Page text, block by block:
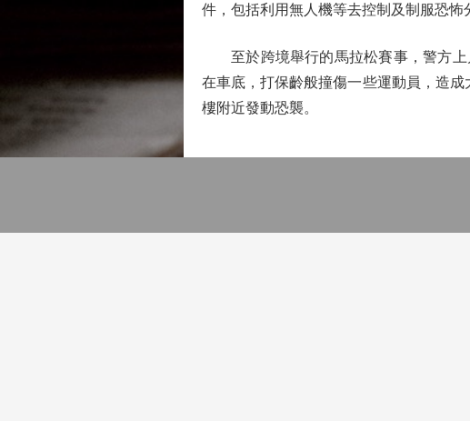
件，包括利用無人機等去控制及制服恐怖
至於跨境舉行的馬拉松賽事，警方上
在車底，打保齡般撞傷一些運動員，造
樓附近發動恐襲。